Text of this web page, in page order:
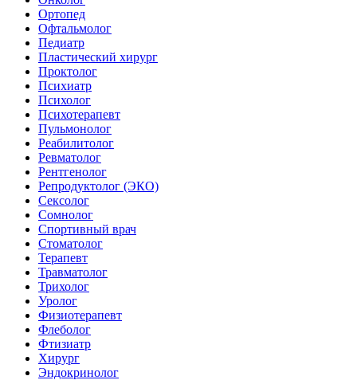
Ортопед
Офтальмолог
Педиатр
Пластический хирург
Проктолог
Психиатр
Психолог
Психотерапевт
Пульмонолог
Реабилитолог
Ревматолог
Рентгенолог
Репродуктолог (ЭКО)
Сексолог
Сомнолог
Спортивный врач
Стоматолог
Терапевт
Травматолог
Трихолог
Уролог
Физиотерапевт
Флеболог
Фтизиатр
Хирург
Эндокринолог